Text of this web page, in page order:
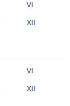
VI
XII
VI
XII